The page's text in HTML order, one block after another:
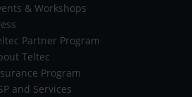
& Workshops
Partner Program
Teltec
Program
and Services